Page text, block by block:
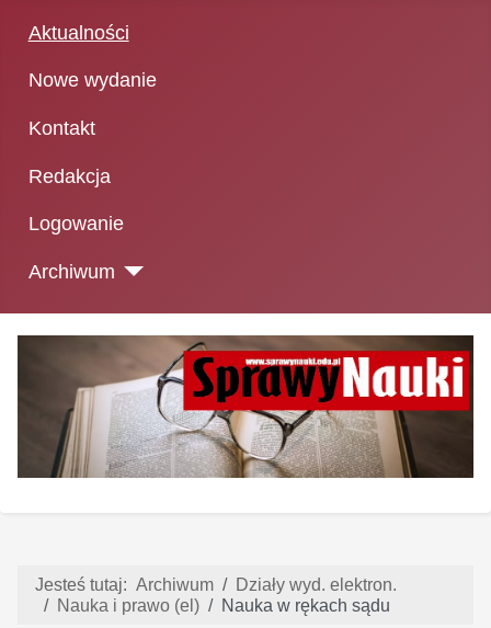
Aktualności
Nowe wydanie
Kontakt
Redakcja
Logowanie
Archiwum
Jesteś tutaj: Archiwum
Działy wyd. elektron.
Nauka i prawo (el)
Nauka w rękach sądu